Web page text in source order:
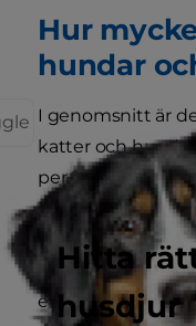
Hitta
husdjur
Hur
hundar
I genomsnitt är
katter och
per 24 timmar.
hund på 20 kg
och en liter
en katt på 4 kg
endast